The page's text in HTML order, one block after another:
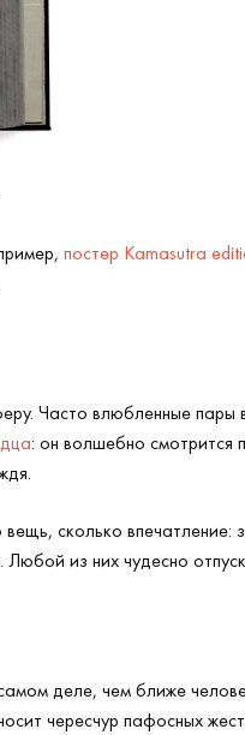
постер Kamasutra
Часто влюбленные пары
: он волшебно смотрится
сколько впечатление:
Любой из них чудесно
деле, чем ближе
чересчур пафосных